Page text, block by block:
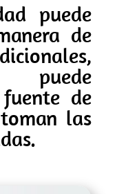
puede
de
puede
de
las